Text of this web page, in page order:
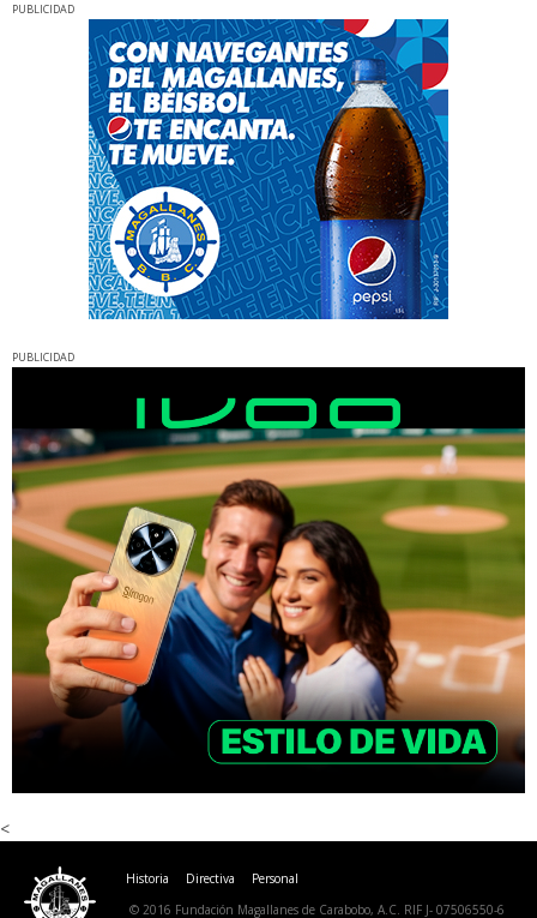
PUBLICIDAD
PUBLICIDAD
<
Historia Directiva
Personal
© 2016 Fundación Magallanes de Carabobo, A.C. RIF J- 07506550-6